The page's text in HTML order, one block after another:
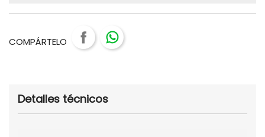
COMPÁRTELO
Detalles técnicos